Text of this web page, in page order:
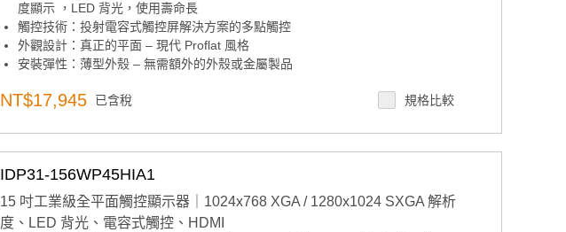
度顯示 ，LED 背光，使用壽命長
觸控技術：投射電容式觸控屏解決方案的多點觸控
外觀設計：真正的平面 – 現代 Proflat 風格
安裝彈性：薄型外殼 – 無需額外的外殼或金屬製品
產品諮詢服務：規格諮詢 / 案場規劃 / 交期確認請點此
NT$17,945 已含稅 規格比較
IDP31-156WP45HIA1
15 吋工業級全平面觸控顯示器｜1024x768 XGA / 1280x1024 SXGA 解析
度、LED 背光、電容式觸控、HDMI